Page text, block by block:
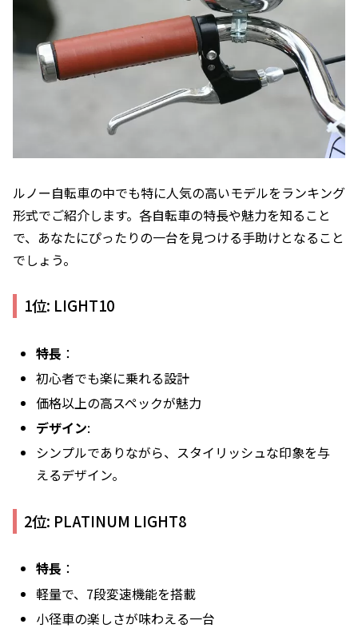
ルノー自転車の中でも特に人気の高いモデルをランキング
形式でご紹介します。各自転車の特長や魅力を知ること
で、あなたにぴったりの一台を見つける手助けとなること
でしょう。
1位: LIGHT10
特長 ：
初心者でも楽に乗れる設計
価格以上の高スペックが魅力
デザイン:
シンプルでありながら、スタイリッシュな印象を与
えるデザイン。
2位: PLATINUM LIGHT8
特長 ：
軽量で、7段変速機能を搭載
小径車の楽しさが味わえる一台